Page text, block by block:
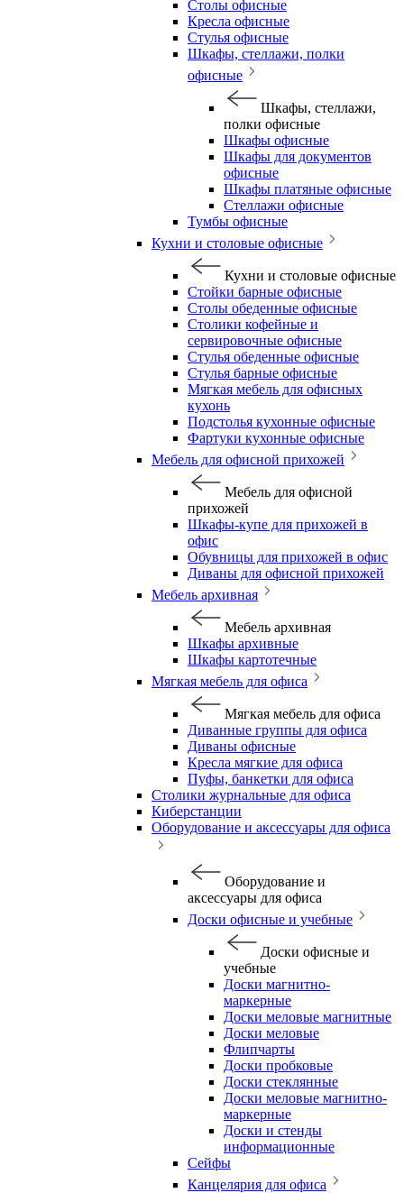
Столы офисные
Кресла офисные
Стулья офисные
Шкафы, стеллажи, полки
офисные
Шкафы, стеллажи,
полки офисные
Шкафы офисные
Шкафы для документов
офисные
Шкафы платяные офисные
Стеллажи офисные
Тумбы офисные
Кухни и столовые офисные
Кухни и столовые офисные
Стойки барные офисные
Столы обеденные офисные
Столики кофейные и
сервировочные офисные
Стулья обеденные офисные
Стулья барные офисные
Мягкая мебель для офисных
кухонь
Подстолья кухонные офисные
Фартуки кухонные офисные
Мебель для офисной прихожей
Мебель для офисной
прихожей
Шкафы-купе для прихожей в
офис
Обувницы для прихожей в офис
Диваны для офисной прихожей
Мебель архивная
Мебель архивная
Шкафы архивные
Шкафы картотечные
Мягкая мебель для офиса
Мягкая мебель для офиса
Диванные группы для офиса
Диваны офисные
Кресла мягкие для офиса
Пуфы, банкетки для офиса
Столики журнальные для офиса
Киберстанции
Оборудование и аксессуары для офиса
Оборудование и
аксессуары для офиса
Доски офисные и учебные
Доски офисные и
учебные
Доски магнитно-
маркерные
Доски меловые магнитные
Доски меловые
Флипчарты
Доски пробковые
Доски стеклянные
Доски меловые магнитно-
маркерные
Доски и стенды
информационные
Сейфы
Канцелярия для офиса